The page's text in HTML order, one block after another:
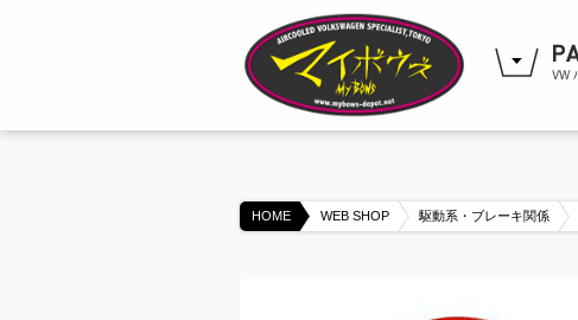
HOME WEB SHOP 駆動系・ブレーキ関係